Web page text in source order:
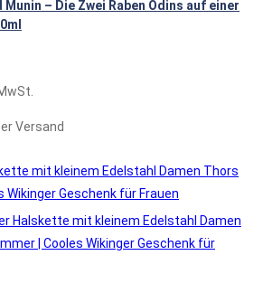
Munin – Die Zwei Raben Odins auf einer
Versand